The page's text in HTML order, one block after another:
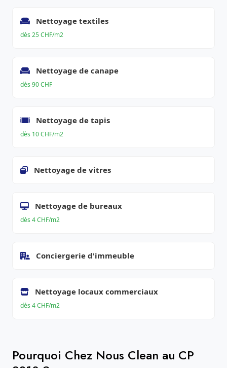
Nettoyage textiles
dès 25 CHF/m2
Nettoyage de canape
dès 90 CHF
Nettoyage de tapis
dès 10 CHF/m2
Nettoyage de vitres
Nettoyage de bureaux
dès 4 CHF/m2
Conciergerie d'immeuble
Nettoyage locaux commerciaux
dès 4 CHF/m2
Pourquoi Chez Nous Clean au CP